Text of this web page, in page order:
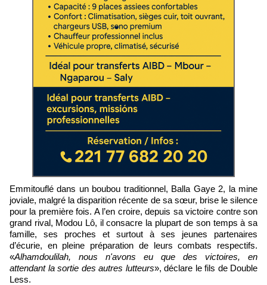
Emmitouflé dans un boubou traditionnel, Balla Gaye 2, la mine
joviale, malgré la disparition récente de sa sœur, brise le silence
pour la première fois. A l’en croire, depuis sa victoire contre son
grand rival, Modou Lô, il consacre la plupart de son temps à sa
famille, ses proches et surtout à ses jeunes partenaires
d’écurie, en pleine préparation de leurs combats respectifs.
«Alhamdoulilah, nous n'avons eu que des victoires, en
attendant la sortie des autres lutteurs», déclare le fils de Double
Less.